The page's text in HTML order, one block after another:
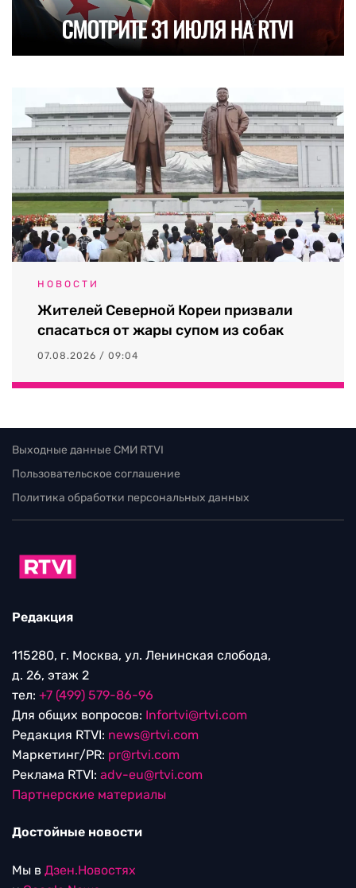
НОВОСТИ
Жителей Северной Кореи призвали
спасаться от жары супом из собак
07.08.2026 / 09:04
Выходные данные СМИ RTVI
Пользовательское соглашение
Политика обработки персональных данных
Редакция
115280, г. Москва, ул. Ленинская слобода,
д. 26, этаж 2
тел: +7 (499) 579-86-96
Для общих вопросов: Infortvi@rtvi.com
Редакция RTVI: news@rtvi.com
Маркетинг/PR: pr@rtvi.com
Реклама RTVI: adv-eu@rtvi.com
Партнерские материалы
Достойные новости
Мы в Дзен.Новостях